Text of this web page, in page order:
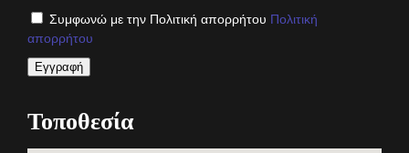
Συμφωνώ με την Πολιτική απορρήτου Πολιτική
απορρήτου
Τοποθεσία